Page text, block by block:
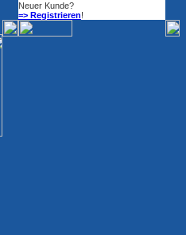
Neuer Kunde?
=> Registrieren!